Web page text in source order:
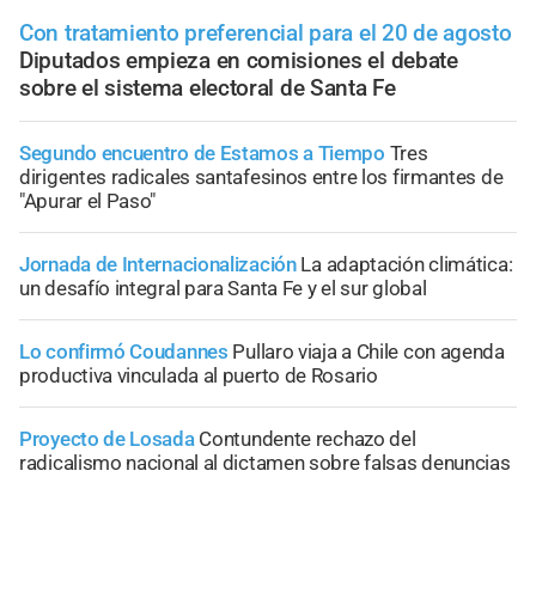
Con tratamiento preferencial para el 20 de agosto
Diputados empieza en comisiones el debate
sobre el sistema electoral de Santa Fe
Segundo encuentro de Estamos a Tiempo Tres
dirigentes radicales santafesinos entre los firmantes de
"Apurar el Paso"
Jornada de Internacionalización La adaptación climática:
un desafío integral para Santa Fe y el sur global
Lo confirmó Coudannes Pullaro viaja a Chile con agenda
productiva vinculada al puerto de Rosario
Proyecto de Losada Contundente rechazo del
radicalismo nacional al dictamen sobre falsas denuncias